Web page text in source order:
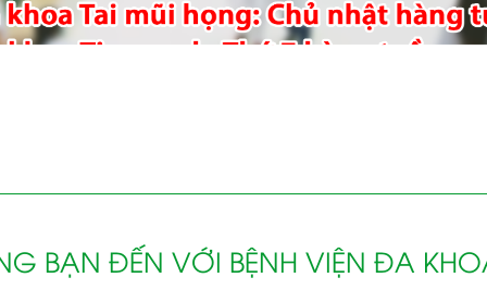
BẠN ĐẾN VỚI BỆNH VIỆN ĐA